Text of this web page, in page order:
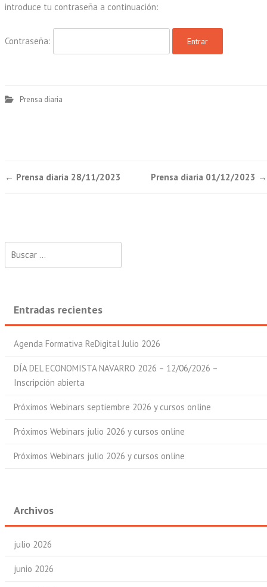
introduce tu contraseña a continuación:
Contraseña:
Prensa diaria
Post
← Prensa diaria 28/11/2023 Prensa diaria 01/12/2023 →
Entradas recientes
Agenda Formativa ReDigital Julio 2026
DÍA DEL ECONOMISTA NAVARRO 2026 – 12/06/2026 –
Inscripción abierta
Próximos Webinars septiembre 2026 y cursos online
Próximos Webinars julio 2026 y cursos online
Próximos Webinars julio 2026 y cursos online
Archivos
julio 2026
junio 2026